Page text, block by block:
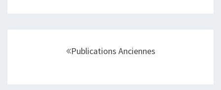
articles
Publications Anciennes